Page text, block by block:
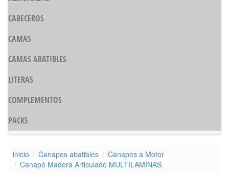
CABECEROS
CAMAS
CAMAS ABATIBLES
LITERAS
COMPLEMENTOS
PACKS
inicio Canapes abatibles
Canapes a Motor
Canapé Madera Articulado MULTILAMINAS